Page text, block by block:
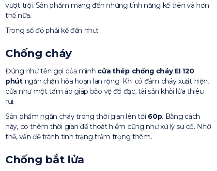
vượt trội. Sản phẩm mang đến những tính năng kể trên và hơn
thế nữa.
Trong số đó phải kể đến như:
Chống cháy
Đúng như tên gọi của mình cửa thép chống cháy EI 120
phútngăn chặn hỏa hoạn lan rộng. Khi có đám cháy xuất hiện,
cửa như một tấm áo giáp bảo vệ đồ đạc, tài sản khỏi lửa thiêu
rụi.
Sản phẩm ngăn cháy trong thời gian lên tới 60p. Bằng cách
này, có thêm thời gian để thoát hiểm cũng như xử lý sự cố. Nhờ
thế, vấn đề tránh tình trạng trầm trọng thêm.
Chống bắt lửa